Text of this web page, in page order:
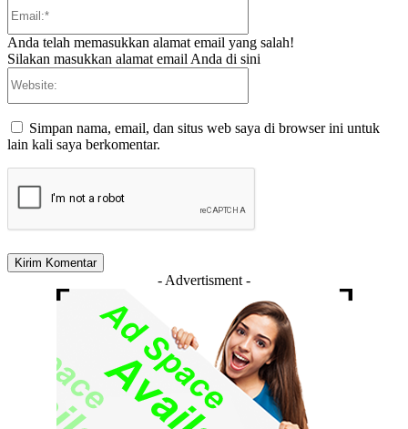
Anda telah memasukkan alamat email yang salah!
Silakan masukkan alamat email Anda di sini
Simpan nama, email, dan situs web saya di browser ini untuk
lain kali saya berkomentar.
- Advertisment -